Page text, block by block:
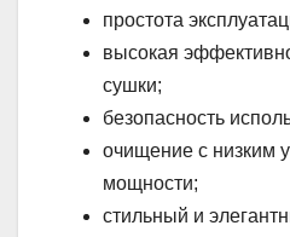
простота
высокая
сушки;
безопасность
очищение с низким
мощности;
стильный и